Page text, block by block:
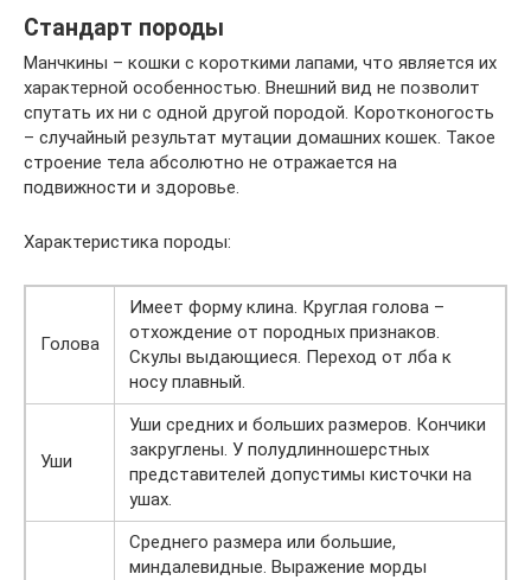
Стандарт породы
Манчкины – кошки с короткими лапами, что является их
характерной особенностью. Внешний вид не позволит
спутать их ни с одной другой породой. Коротконогость
– случайный результат мутации домашних кошек. Такое
строение тела абсолютно не отражается на
подвижности и здоровье.
Характеристика породы:
Голова
Имеет форму клина. Круглая голова –
отхождение от породных признаков.
Скулы выдающиеся. Переход от лба к
носу плавный.
Уши
Уши средних и больших размеров. Кончики
закруглены. У полудлинношерстных
представителей допустимы кисточки на
ушах.
Среднего размера или большие,
миндалевидные. Выражение морды